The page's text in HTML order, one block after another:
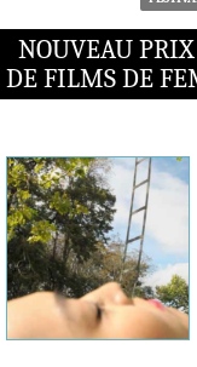
NOUVEAU
DE FILMS DE